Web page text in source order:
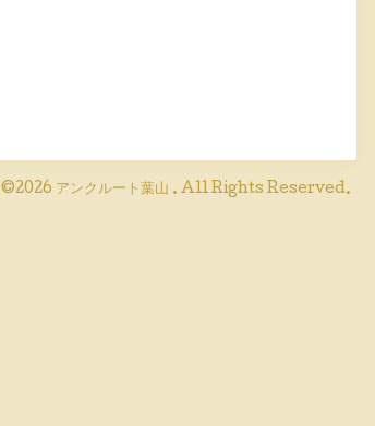
©2026 アンクルート葉山 . All Rights Reserved.